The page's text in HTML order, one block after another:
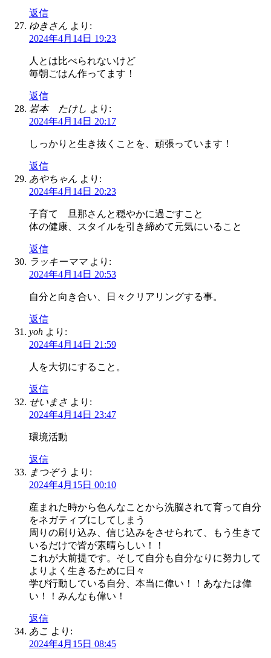
返信
ゆきさん より:
2024年4月14日 19:23
人とは比べられないけど
毎朝ごはん作ってます！
返信
岩本 たけし より:
2024年4月14日 20:17
しっかりと生き抜くことを、頑張っています！
返信
あやちゃん より:
2024年4月14日 20:23
子育て 旦那さんと穏やかに過ごすこと
体の健康、スタイルを引き締めて元気にいること
返信
ラッキーママ より:
2024年4月14日 20:53
自分と向き合い、日々クリアリングする事。
返信
yoh より:
2024年4月14日 21:59
人を大切にすること。
返信
せいまさ より:
2024年4月14日 23:47
環境活動
返信
まつぞう より:
2024年4月15日 00:10
産まれた時から色んなことから洗脳されて育って自分
をネガティブにしてしまう
周りの刷り込み、信じ込みをさせられて、もう生きて
いるだけで皆が素晴らしい！！
これが大前提です。そして自分も自分なりに努力して
よりよく生きるために日々
学び行動している自分、本当に偉い！！あなたは偉
い！！みんなも偉い！
返信
あこ より:
2024年4月15日 08:45